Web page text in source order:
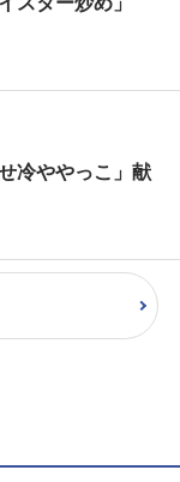
冷ややっこ」献